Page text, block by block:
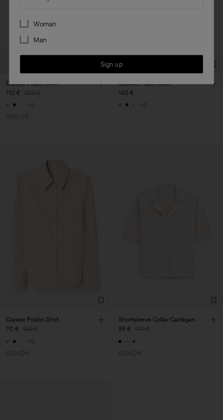
Classic Poplin Shirt
110 € 220 €
+5
50% Off
Classic Poplin Shirt
140 €
+5
Classic Poplin Shirt
70 € 140 €
+5
50% Off
Shortsleeve Collar Cardigan
85 € 170 €
50% Off
Preferences
Woman
Man
Sign up